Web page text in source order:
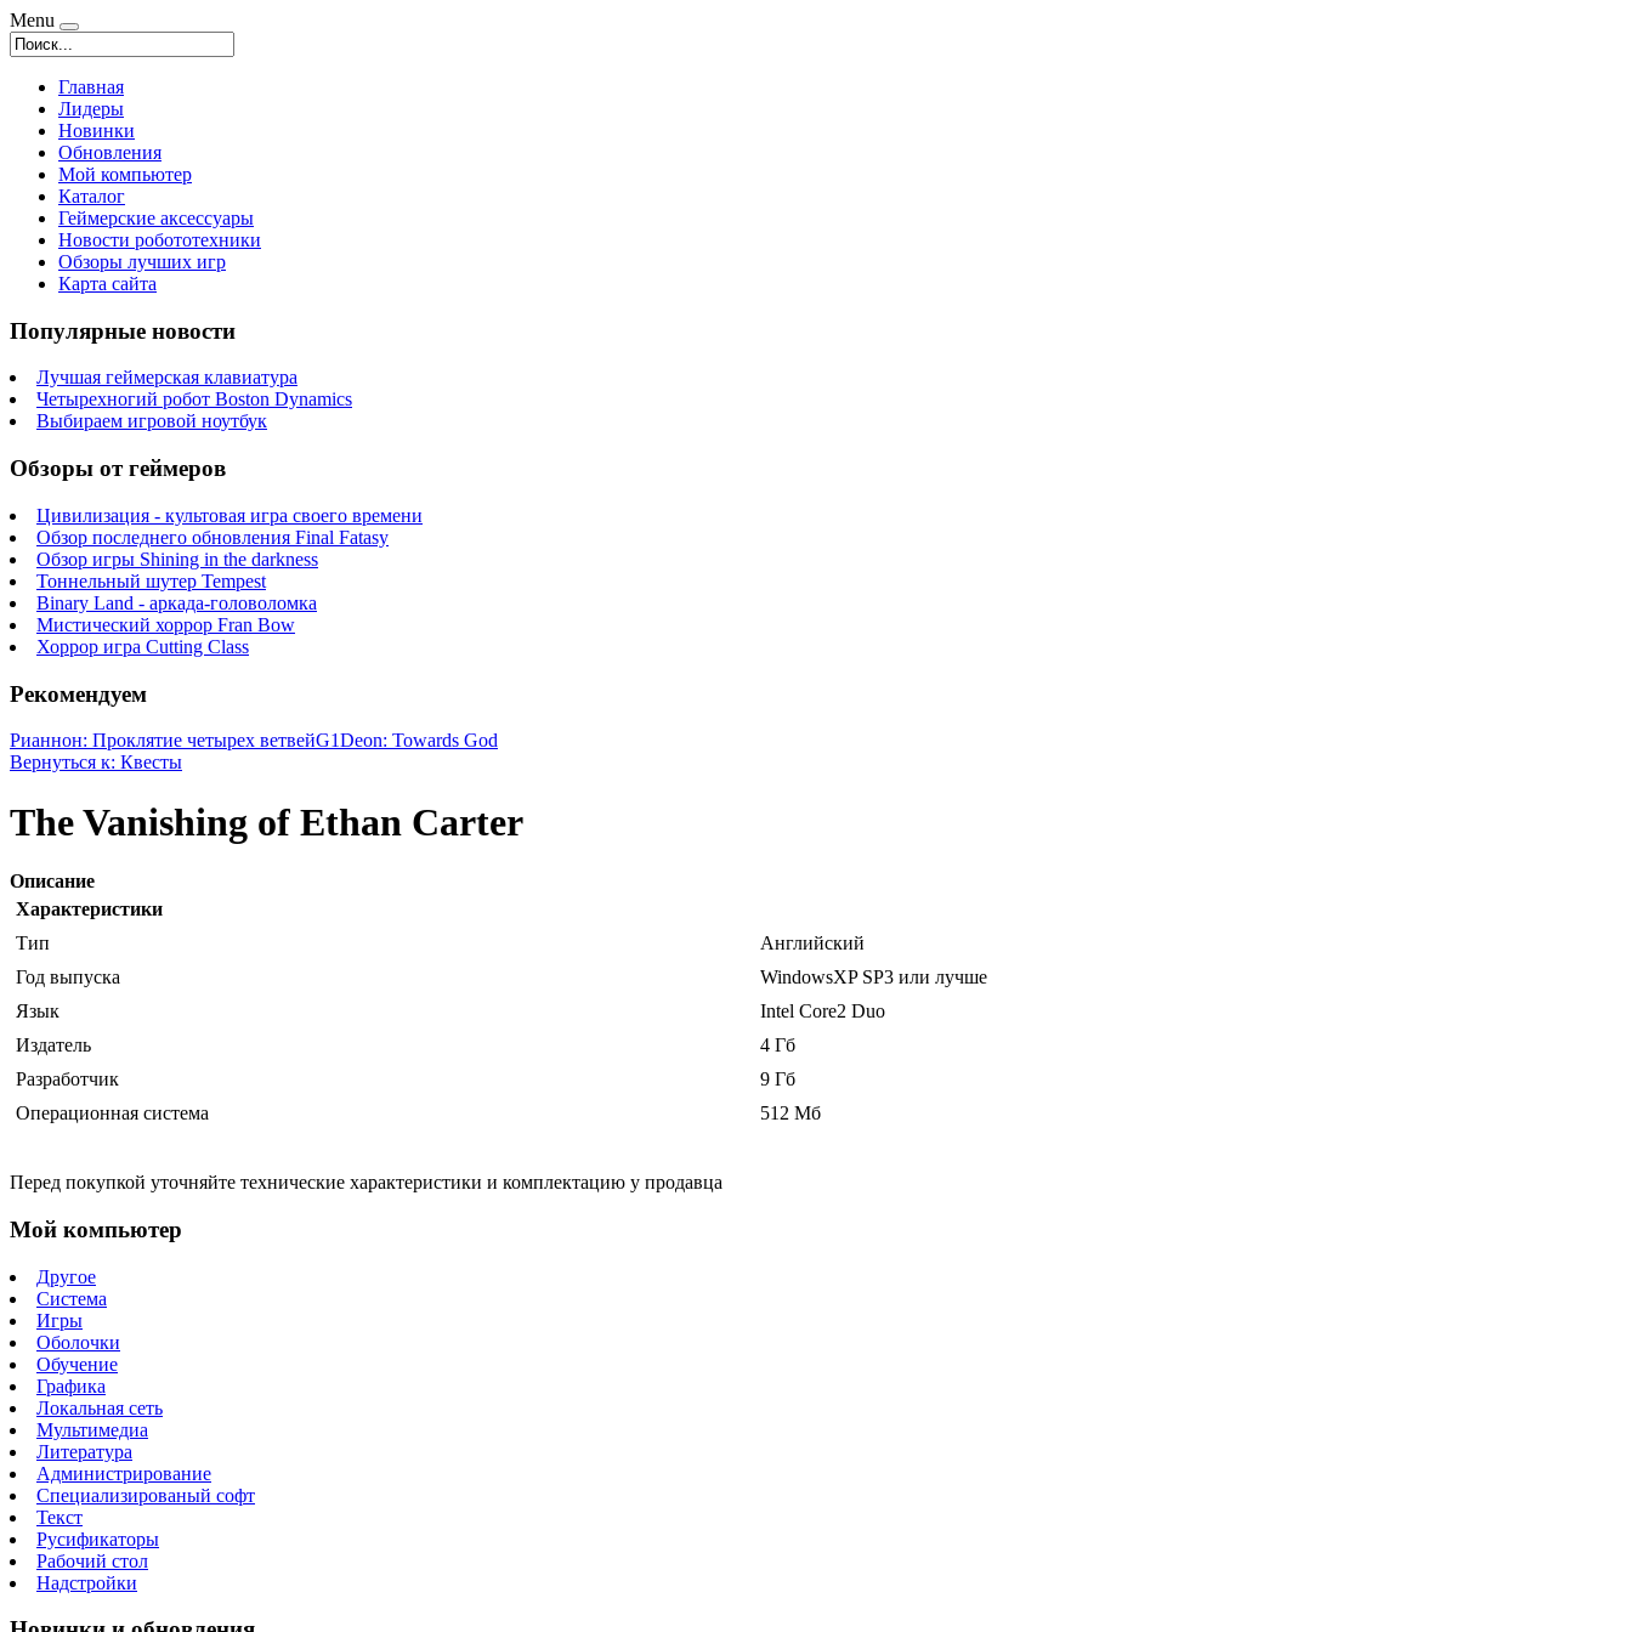
Menu
Главная
Лидеры
Новинки
Обновления
Мой компьютер
Каталог
Геймерские аксессуары
Новости робототехники
Обзоры лучших игр
Карта сайта
Популярные новости
Лучшая геймерская клавиатура
Четырехногий робот Boston Dynamics
Выбираем игровой ноутбук
Обзоры от геймеров
Цивилизация - культовая игра своего времени
Обзор последнего обновления Final Fatasy
Обзор игры Shining in the darkness
Тоннельный шутер Tempest
Binary Land - аркада-головоломка
Мистический хоррор Fran Bow
Хоррор игра Cutting Class
Рекомендуем
Рианнон: Проклятие четырех ветвейG1Deon: Towards God
Вернуться к: Квесты
The Vanishing of Ethan Carter
Описание
Характеристики
Тип
Английский
Год выпуска
WindowsXP SP3 или лучше
Язык
Intel Core2 Duo
Издатель
4 Гб
Разработчик
9 Гб
Операционная система
512 Мб
Перед покупкой уточняйте технические характеристики и комплектацию у продавца
Мой компьютер
Другое
Система
Игры
Оболочки
Обучение
Графика
Локальная сеть
Мультимедиа
Литература
Администрирование
Специализированый софт
Текст
Русификаторы
Рабочий стол
Надстройки